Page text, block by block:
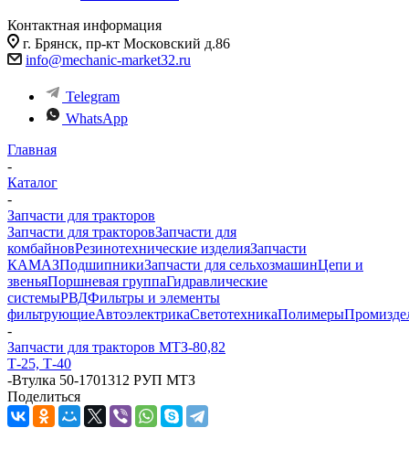
Контактная информация
г. Брянск, пр-кт Московский д.86
info@mechanic-market32.ru
Telegram
WhatsApp
Главная
-
Каталог
-
Запчасти для тракторов
Запчасти для тракторовЗапчасти для
комбайновРезинотехнические изделияЗапчасти
КАМАЗПодшипникиЗапчасти для сельхозмашинЦепи и
звеньяПоршневая группаГидравлические
системыРВДФильтры и элементы
фильтрующиеАвтоэлектрикаСветотехникаПолимеры
-
Запчасти для тракторов МТЗ-80,82
Т-25, Т-40
-Втулка 50-1701312 РУП МТЗ
Поделиться